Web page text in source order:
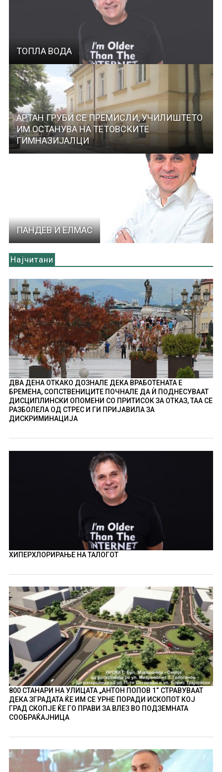
ТОПЛА ВОДА
АРТАН ГРУБИ СЕ ПРЕМИСЛИ, УЧИЛИШТЕТО
ИМ ОСТАНУВА НА ТЕТОВСКИТЕ
ГИМНАЗИЈАЛЦИ
ПАНДЕВ И ЕЛМАС
Најчитани
ДВА ДЕНА ОТКАКО ДОЗНАЛЕ ДЕКА ВРАБОТЕНАТА Е
БРЕМЕНА, СОПСТВЕНИЦИТЕ ПОЧНАЛЕ ДА Ѝ ПОДНЕСУВААТ
ДИСЦИПЛИНСКИ ОПОМЕНИ СО ПРИТИСОК ЗА ОТКАЗ, ТАА СЕ
РАЗБОЛЕЛА ОД СТРЕС И ГИ ПРИЈАВИЛА ЗА
ДИСКРИМИНАЦИЈА
ХИПЕРХЛОРИРАЊЕ НА ТАЛОГОТ
800 СТАНАРИ НА УЛИЦАТА „АНТОН ПОПОВ 1“ СТРАВУВААТ
ДЕКА ЗГРАДАТА ЌЕ ИМ СЕ УРНЕ ПОРАДИ ИСКОПОТ КОЈ
ГРАД СКОПЈЕ ЌЕ ГО ПРАВИ ЗА ВЛЕЗ ВО ПОДЗЕМНАТА
СООБРАЌАЈНИЦА